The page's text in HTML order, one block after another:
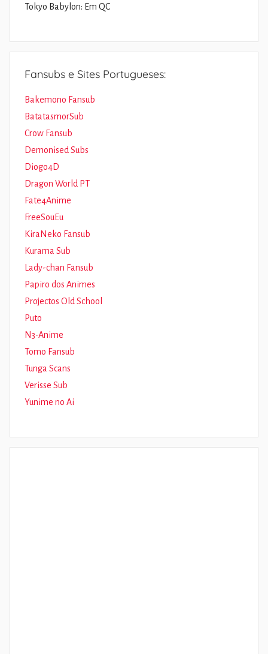
Tokyo Babylon: Em QC
Fansubs e Sites Portugueses:
Bakemono Fansub
BatatasmorSub
Crow Fansub
Demonised Subs
Diogo4D
Dragon World PT
Fate4Anime
FreeSouEu
KiraNeko Fansub
Kurama Sub
Lady-chan Fansub
Papiro dos Animes
Projectos Old School
Puto
N3-Anime
Tomo Fansub
Tunga Scans
Verisse Sub
Yunime no Ai